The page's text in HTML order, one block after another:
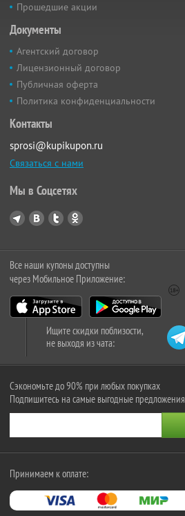
Прошедшие акции
Документы
Агентский договор
Лицензионный договор
Публичная оферта
Политика конфиденциальности
Контакты
sprosi@kupikupon.ru
Связаться с нами
Мы в Соцсетях
Все наши купоны доступны
через Мобильное Приложение:
Ищите скидки поблизости,
не выходя из чата:
Сэкономьте до 90% при любых покупках
Подпишитесь на самые выгодные предложения
Принимаем к оплате: